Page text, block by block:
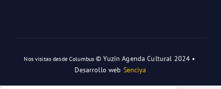
Nos visitas desde Columbus© Yuzin Agenda Cultural 2024 •
Desarrollo web Senciya